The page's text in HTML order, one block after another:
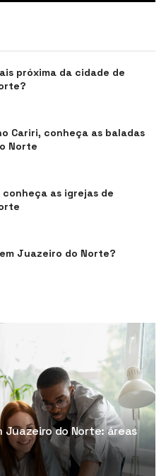
próxima da cidade de
Cariri, conheça as baladas
Norte
as igrejas de
Juazeiro do Norte?
do Norte: áreas